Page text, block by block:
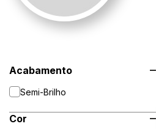
Acabamento
Semi-Brilho
Cor